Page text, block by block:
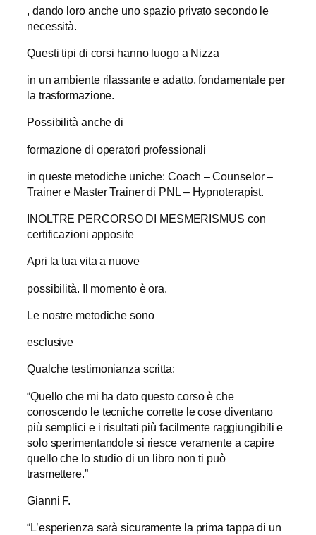
, dando loro anche uno spazio privato secondo le
necessità.
Questi tipi di corsi hanno luogo a Nizza
in un ambiente rilassante e adatto, fondamentale per
la trasformazione.
Possibilità anche di
formazione di operatori professionali
in queste metodiche uniche: Coach – Counselor –
Trainer e Master Trainer di PNL – Hypnoterapist.
INOLTRE PERCORSO DI MESMERISMUS con
certificazioni apposite
Apri la tua vita a nuove
possibilità. Il momento è ora.
Le nostre metodiche sono
esclusive
Qualche testimonianza scritta:
“Quello che mi ha dato questo corso è che
conoscendo le tecniche corrette le cose diventano
più semplici e i risultati più facilmente raggiungibili e
solo sperimentandole si riesce veramente a capire
quello che lo studio di un libro non ti può
trasmettere.”
Gianni F.
“L’esperienza sarà sicuramente la prima tappa di un